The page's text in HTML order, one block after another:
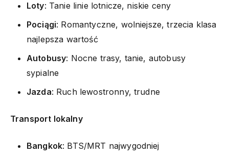
Loty: Tanie linie lotnicze, niskie ceny
Pociągi: Romantyczne, wolniejsze, trzecia klasa
najlepsza wartość
Autobusy: Nocne trasy, tanie, autobusy
sypialne
Jazda: Ruch lewostronny, trudne
Transport lokalny
Bangkok: BTS/MRT najwygodniej